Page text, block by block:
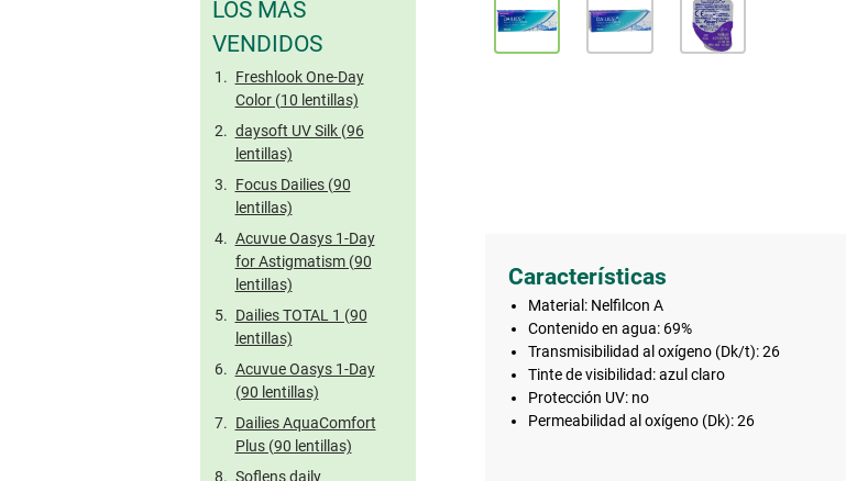
Tamaño viaje
LOS MÁS
VENDIDOS
Freshlook One-Day
Color (10 lentillas)
daysoft UV Silk (96
lentillas)
Focus Dailies (90
lentillas)
Acuvue Oasys 1-Day
for Astigmatism (90
lentillas)
Dailies TOTAL 1 (90
lentillas)
Acuvue Oasys 1-Day
(90 lentillas)
Dailies AquaComfort
Plus (90 lentillas)
Soflens daily
Características
Material: Nelfilcon A
Contenido en agua: 69%
Transmisibilidad al oxígeno (Dk/t): 26
Tinte de visibilidad: azul claro
Protección UV: no
Permeabilidad al oxígeno (Dk): 26